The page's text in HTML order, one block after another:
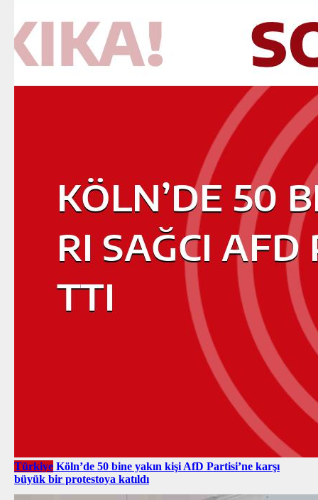
Türkiye Köln’de 50 bine yakın kişi AfD Partisi’ne karşı
büyük bir protestoya katıldı